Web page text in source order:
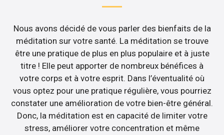
Nous avons décidé de vous parler des bienfaits de la
méditation sur votre santé. La méditation se trouve
être une pratique de plus en plus populaire et à juste
titre ! Elle peut apporter de nombreux bénéfices à
votre corps et à votre esprit. Dans l’éventualité où
vous optez pour une pratique régulière, vous pourriez
constater une amélioration de votre bien-être général.
Donc, la méditation est en capacité de limiter votre
stress, améliorer votre concentration et même